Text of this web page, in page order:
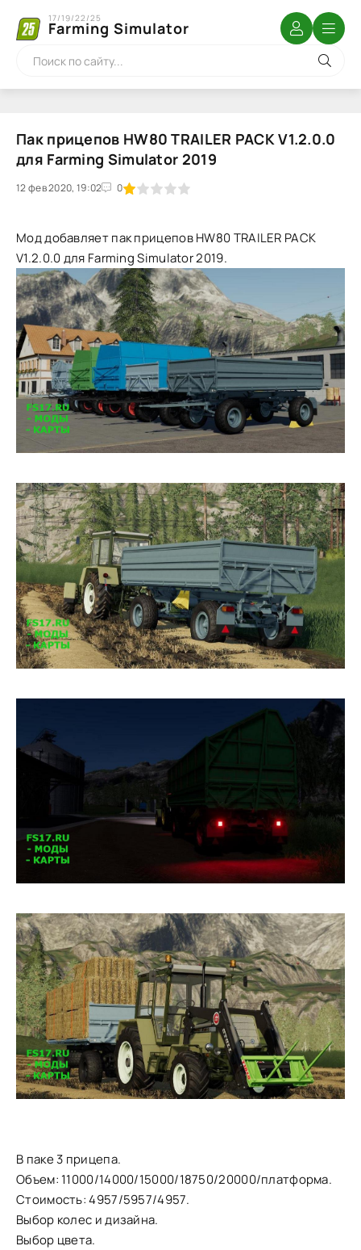
Farming Simulator
17/19/22/25
Пак прицепов HW80 TRAILER PACK V1.2.0.0
для Farming Simulator 2019
12 фев 2020, 19:02 0
1 2 3 4 5
Мод добавляет пак прицепов HW80 TRAILER PACK
V1.2.0.0 для Farming Simulator 2019.
В паке 3 прицепа.
Объем: 11000/14000/15000/18750/20000/платформа.
Стоимость: 4957/5957/4957.
Выбор колес и дизайна.
Выбор цвета.